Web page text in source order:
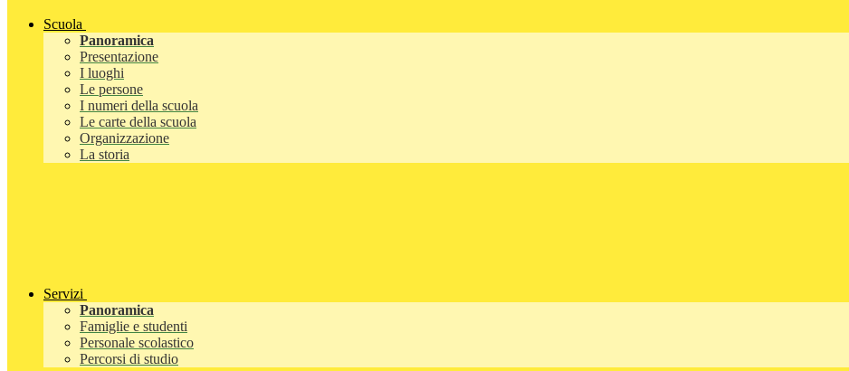
Scuola
Panoramica
Presentazione
I luoghi
Le persone
I numeri della scuola
Le carte della scuola
Organizzazione
La storia
Servizi
Panoramica
Famiglie e studenti
Personale scolastico
Percorsi di studio